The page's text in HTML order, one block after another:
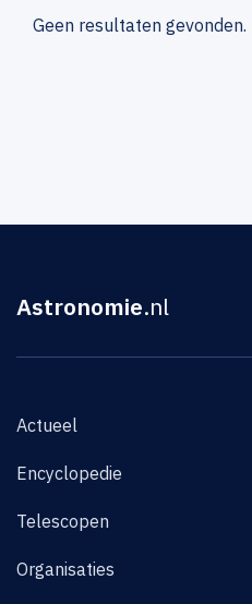
Geen resultaten gevonden.
Astronomie.nl
Actueel
Encyclopedie
Telescopen
Organisaties